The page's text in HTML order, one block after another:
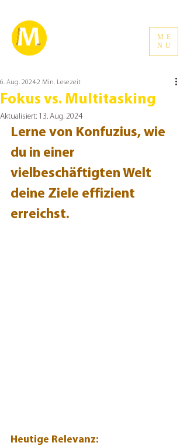
ME
NU
Fokus vs. Multitasking
6. Aug. 20242 Min. Lesezeit
Aktualisiert: 13. Aug. 2024
Lerne von Konfuzius, wie
du in einer
vielbeschäftigten Welt
deine Ziele effizient
erreichst.
Heutige Relevanz: